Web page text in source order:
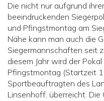
Die nicht nur aufgrund
beeindruckenden
und Pfingstmontag am
Nähe kann man auch die
Siegermannschaften seit
diesem Jahr wird der
Pfingstmontag (Startzeit
Sportbeauftragten des
Linsenhoff, überreicht. Die